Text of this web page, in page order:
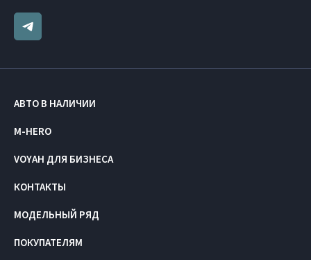
АВТО В НАЛИЧИИ
M-HERO
VOYAH ДЛЯ БИЗНЕСА
КОНТАКТЫ
МОДЕЛЬНЫЙ РЯД
ПОКУПАТЕЛЯМ